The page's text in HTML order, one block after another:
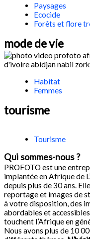
Paysages
Ecocide
Forêts et flore
mode de vie
Habitat
Femmes
tourisme
Tourisme
Qui sommes-nous ?​
PROFOTO est une
implantée en Afrique de
depuis plus de 30 ans.
reportage et images de
à votre disposition, des
abordables et
touchent l’Afrique en
Nous avons plus de 10